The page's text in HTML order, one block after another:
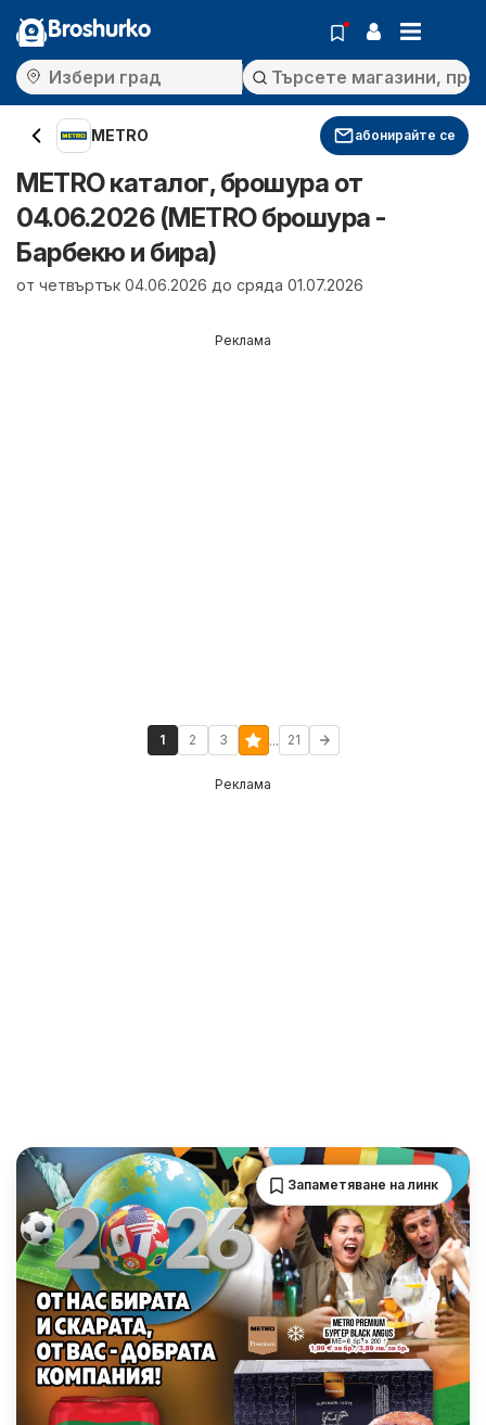
Broshurko
METRO абонирайте се
METRO каталог, брошура от
04.06.2026 (METRO брошура -
Барбекю и бира)
от четвъртък 04.06.2026 до сряда 01.07.2026
Реклама
1 2 3 ... 21
Реклама
Запаметяване на линк